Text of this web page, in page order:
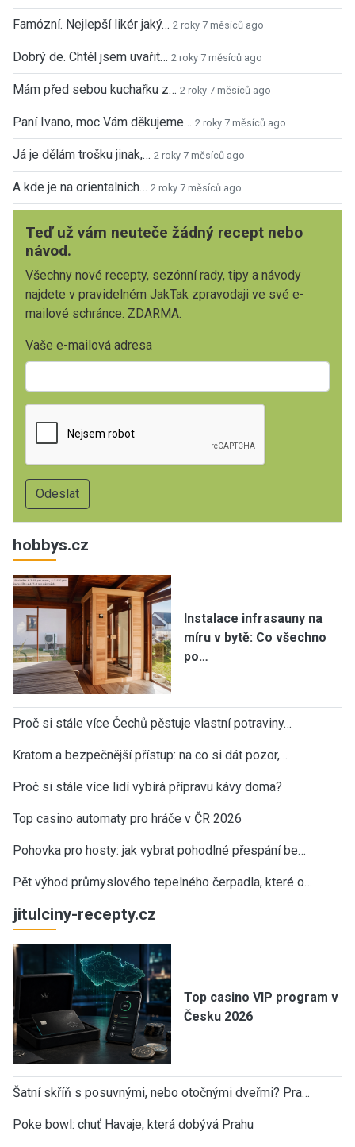
Famózní. Nejlepší likér jaký… 2 roky 7 měsíců ago
Dobrý de. Chtěl jsem uvařit… 2 roky 7 měsíců ago
Mám před sebou kuchařku z… 2 roky 7 měsíců ago
Paní Ivano, moc Vám děkujeme… 2 roky 7 měsíců ago
Já je dělám trošku jinak,… 2 roky 7 měsíců ago
A kde je na orientalnich… 2 roky 7 měsíců ago
Teď už vám neuteče žádný recept nebo
návod.
Všechny nové recepty, sezónní rady, tipy a návody
najdete v pravidelném JakTak zpravodaji ve své e-
mailové schránce. ZDARMA.
Vaše e-mailová adresa
hobbys.cz
Instalace infrasauny na
míru v bytě: Co všechno
po…
Proč si stále více Čechů pěstuje vlastní potraviny…
Kratom a bezpečnější přístup: na co si dát pozor,…
Proč si stále více lidí vybírá přípravu kávy doma?
Top casino automaty pro hráče v ČR 2026
Pohovka pro hosty: jak vybrat pohodlné přespání be…
Pět výhod průmyslového tepelného čerpadla, které o…
jitulciny-recepty.cz
Top casino VIP program v
Česku 2026
Šatní skříň s posuvnými, nebo otočnými dveřmi? Pra…
Poke bowl: chuť Havaje, která dobývá Prahu